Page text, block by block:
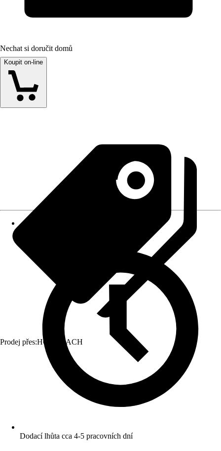
Nechat si doručit domů
Koupit on-line
Prodej přes:HORNBACH
Dodací lhůta cca 4-5 pracovních dní